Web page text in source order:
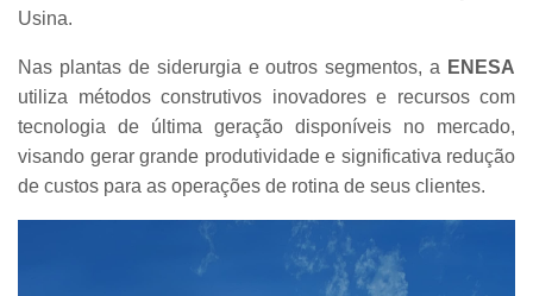
Usina.
Nas plantas de siderurgia e outros segmentos, a ENESA
utiliza métodos construtivos inovadores e recursos com
tecnologia de última geração disponíveis no mercado,
visando gerar grande produtividade e significativa redução
de custos para as operações de rotina de seus clientes.